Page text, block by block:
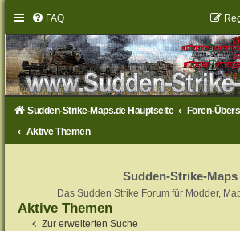
FAQ
Sudden-Strike-Maps.de Hauptseite Foren-
Aktive Themen
Sudden-Strike-Maps
Das Sudden Strike Forum für Modder,
Aktive Themen
Zur erweiterten Suche